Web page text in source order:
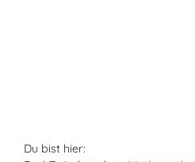
Du bist hier: